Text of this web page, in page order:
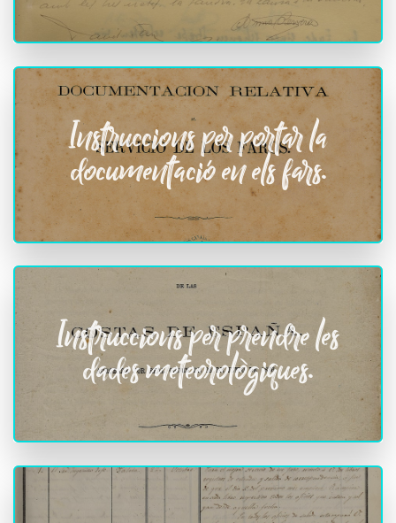
Instruccions per portar la
documentació en els fars.
Instruccions per prendre les
dades meteorològiques.